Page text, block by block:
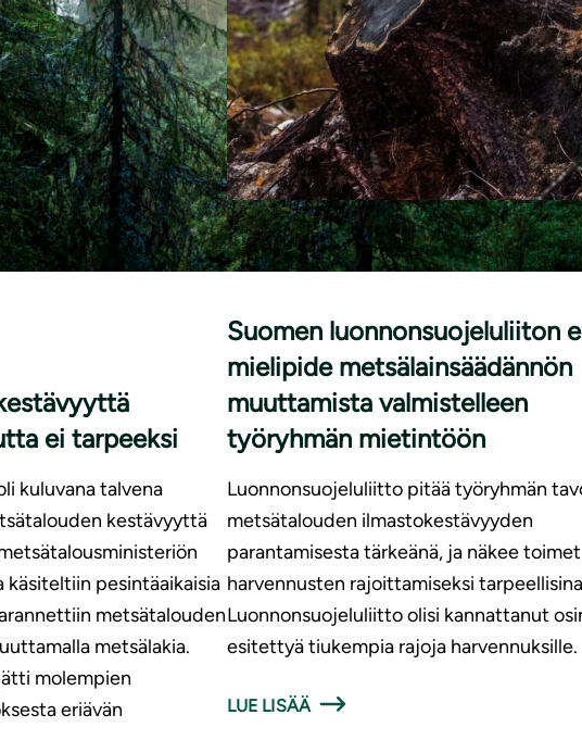
ei tarpeeksi
kuluvana talvena
kestävyyttä
käsiteltiin pesintäaikaisia
metsätalouden
metsälakia.
molempien
eriävän
LAUSUNNOT|3.6.2026
Suomen luonnonsuojeluliiton
mielipide metsälainsäädännön
muuttamista valmistelleen
työryhmän mietintöön
Luonnonsuojeluliitto pitää työryhmän
metsätalouden ilmastokestävyyden
parantamisesta tärkeänä, ja näkee toimet
harvennusten rajoittamiseksi
Luonnonsuojeluliitto olisi kannattanut
esitettyä tiukempia rajoja harvennuksille.
LUE LISÄÄ